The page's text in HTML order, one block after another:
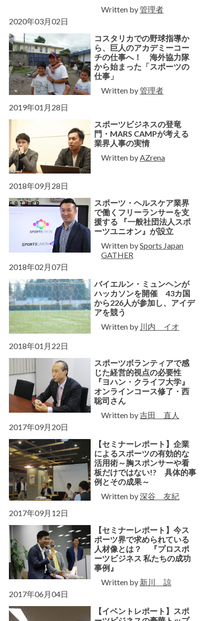
Written by管理者
2020年03月02日
コスタリカでの野球指導か
ら、巨人のアカデミーコー
チの仕事へ！ 海外協力隊
から始まった「スポーツの
仕事」
Written by管理者
2019年01月28日
スポーツビジネスの登竜
門・MARS CAMPが考える
業界人事の実情
Written by AZrena
2018年09月28日
スポーツ・ヘルスケア業界
で働くフリーランサーを支
援する 『一般社団法人スポ
ーツユニオン』が設立
Written bySports Japan
GATHER
2018年02月07日
バイエルン・ミュンヘンが
ハッカソンを開催 43カ国
から226人が参加し、アイデ
アを競う
Written by 川内 イオ
2018年01月22日
スポーツボランティアで感
じた経営的視点の必要性
『ヨハン・クライフ大学』
オンラインコース修了・西
聡司さん
Written by吉田 直人
2017年09月20日
【セミナーレポート】企業
によるスポーツの有効的な
活用術～胸スポンサーや看
板だけではない!? 具体的事
例とその成果～
Written by深谷 友紀
2017年09月12日
【セミナーレポート】今ス
ポーツ界で求められている
人材像とは？ 『プロスポ
ーツビジネス 私たちの成功
事例』
Written by 新川 諒
2017年06月04日
【イベントレポート】スポ